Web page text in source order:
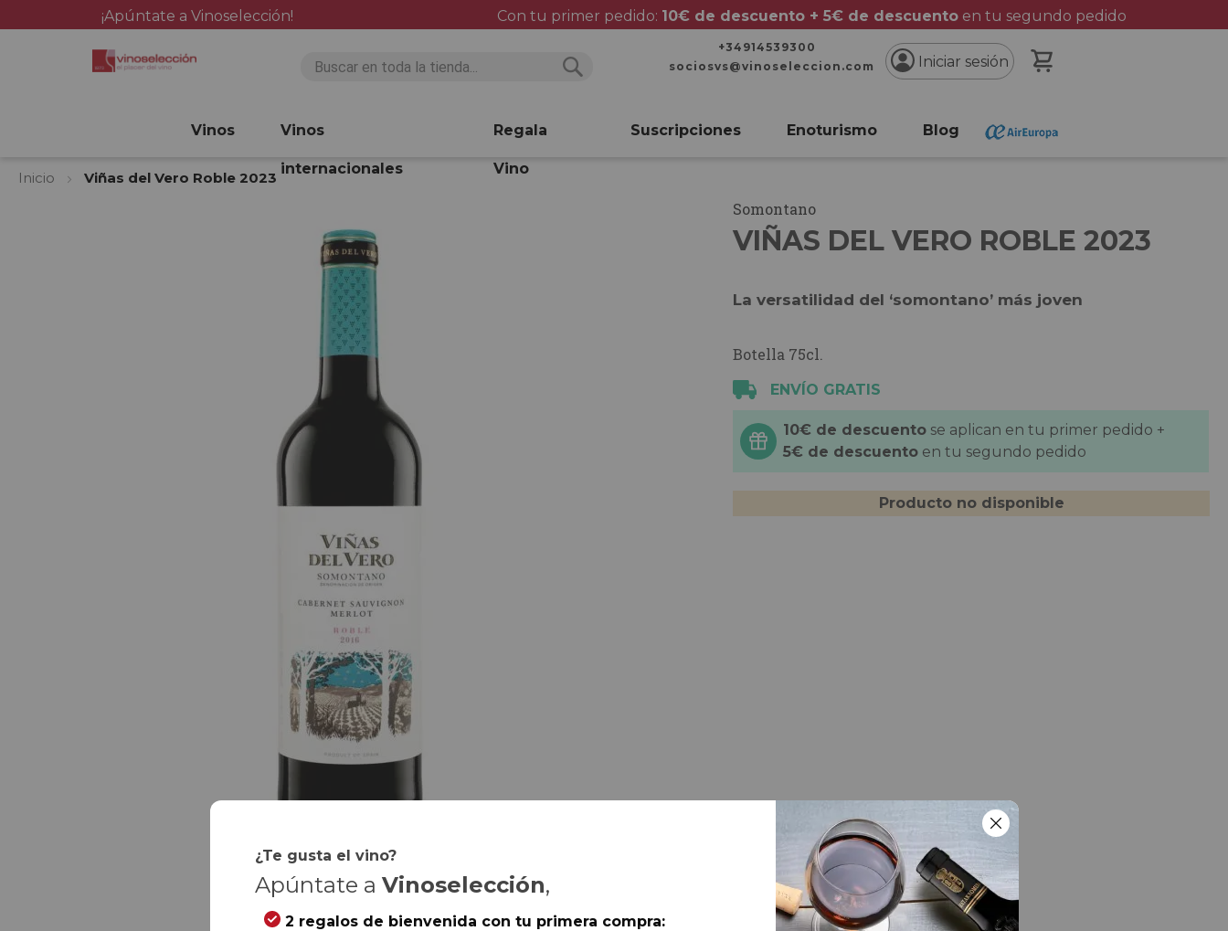
¡Apúntate a Vinoselección! Con tu primer pedido: 10€ de descuento + 5€ de descuentoen tu segundo pedido
+34914539300
sociosvs@vinoseleccion.com
Iniciar sesión
Vinos Vinos
internacionales
Regala
Vino
Suscripciones Enoturismo Blog
Inicio
Viñas del Vero Roble 2023
Somontano
VIÑAS DEL VERO ROBLE 2023
La versatilidad del ‘somontano’ más joven
Botella 75cl.
ENVÍO GRATIS
10€ de descuento se aplican en tu primer pedido +
5€ de descuento en tu segundo pedido
Producto no disponible
¿Te gusta el vino?
Apúntate a Vinoselección,
2 regalos de bienvenida con tu primera compra: